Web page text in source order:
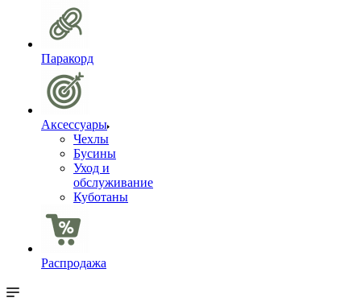
Паракорд
Аксессуары
Чехлы
Бусины
Уход и
обслуживание
Куботаны
Распродажа